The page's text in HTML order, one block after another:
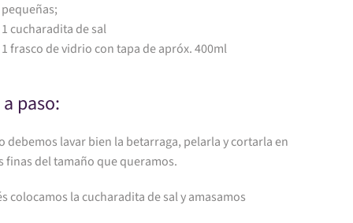
pequeñas;
1 cucharadita de sal
1 frasco de vidrio con tapa de apróx. 400ml
paso:
debemos lavar bien la betarraga, pelarla y cortarla en
finas del tamaño que queramos.
colocamos la cucharadita de sal y amasamos